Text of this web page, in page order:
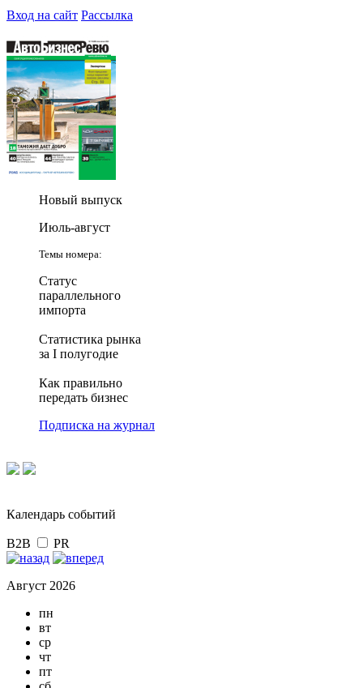
Вход на сайт Рассылка
Новый выпуск
Июль-август
Темы номера:
Статус
параллельного
импорта
Статистика рынка
за I полугодие
Как правильно
передать бизнес
Подписка на журнал
Календарь событий
B2B PR
Август 2026
пн
вт
ср
чт
пт